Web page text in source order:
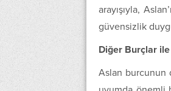
arayışıyla,
güvensizlik
Diğer Burçlar ile
Aslan burcunun